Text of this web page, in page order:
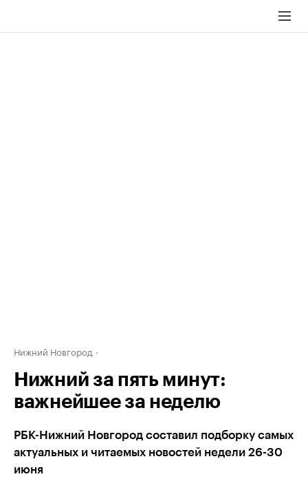
Нижний Новгород
Нижний за пять минут:
важнейшее за неделю
РБК-Нижний Новгород составил подборку самых
актуальных и читаемых новостей недели 26-30
июня